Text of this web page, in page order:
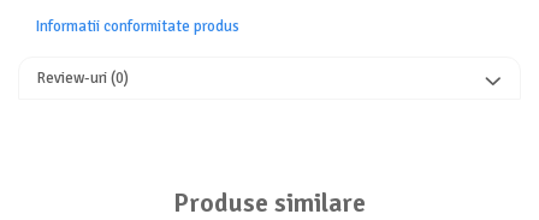
Informatii conformitate produs
Review-uri(0)
Produse similare